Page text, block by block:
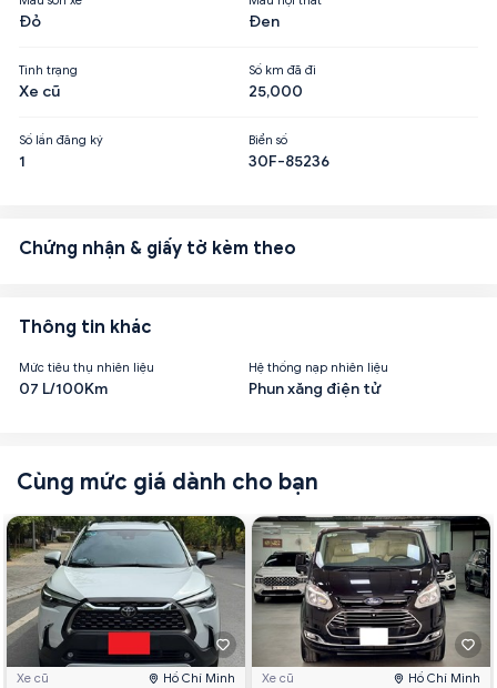
Đỏ Đen
Tình trạng
Xe cũ
Số km đã đi
25,000
Số lần đăng ký
1
Biển số
30F-85236
Chứng nhận & giấy tờ kèm theo
Thông tin khác
Mức tiêu thụ nhiên liệu
07 L/100Km
Hệ thống nạp nhiên liệu
Phun xăng điện tử
Cùng mức giá dành cho bạn
Xe cũ Hồ Chí Minh Xe cũ Hồ Chí Minh